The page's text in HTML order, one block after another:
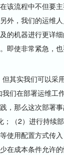
该流程中不但要
外，我们的运维
的机器进行更详
即使非常紧急，
其实我们可以采
我们在部署运维工
，那么这次部署
；（2）进行持续
使用配置方式传
在成本条件允许